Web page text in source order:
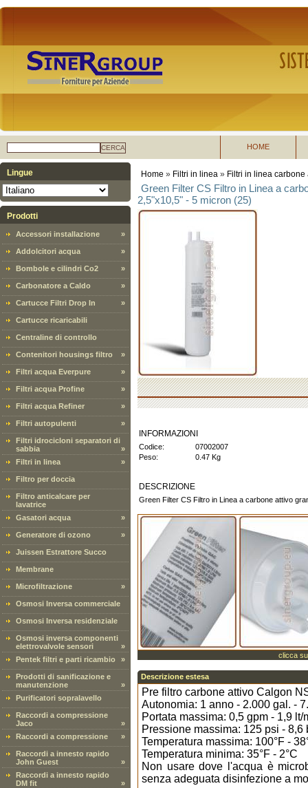
CERCA HOME
Lingue
Prodotti
Accessori installazione »
Addolcitori acqua »
Bombole e cilindri Co2 »
Carbonatore a Caldo »
Cartucce Filtri Drop In »
Cartucce ricaricabili
Centraline di controllo
Contenitori housings filtro »
Filtri acqua Everpure »
Filtri acqua Profine »
Filtri acqua Refiner »
Filtri autopulenti »
Filtri idrocicloni separatori di
sabbia
»
Filtri in linea
»
Filtro per doccia
Filtro anticalcare per
lavatrice
Gasatori acqua
»
Generatore di ozono »
Juissen Estrattore Succo
Membrane
Microfiltrazione »
Osmosi Inversa commerciale
Osmosi Inversa residenziale
Osmosi inversa componenti
elettrovalvole sensori
»
Pentek filtri e parti ricambio
»
Prodotti di sanificazione e
manutenzione
»
Purificatori sopralavello
Raccordi a compressione
Jaco
»
Raccordi a compressione
»
Raccordi a innesto rapido
John Guest
»
Raccordi a innesto rapido
DM fit
»
Home » Filtri in linea » Filtri in linea carbone
Green Filter CS Filtro in Linea a
2,5"x10,5" - 5 micron (25)
INFORMAZIONI
Codice:
07002007
Peso:
0.47 Kg
DESCRIZIONE
Green Filter CS Filtro in Linea a carbone attivo
clicca
Descrizione estesa
Pre filtro carbone attivo Calgon
Autonomia: 1 anno - 2.000 gal. -
Portata massima: 0,5 gpm - 1,9 lt/
Pressione massima: 125 psi - 8,6
Temperatura massima: 100°F -
Temperatura minima: 35°F - 2°C
Non usare dove l'acqua è
senza adeguata disinfezione a